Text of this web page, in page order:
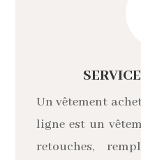
Un vêtement
ligne est un
retouches,